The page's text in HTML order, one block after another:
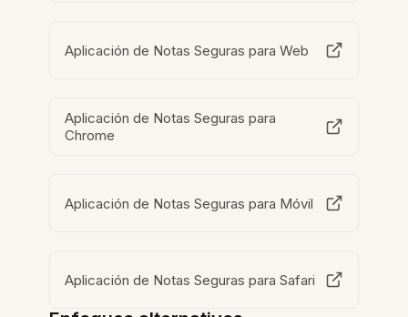
Aplicación de Notas Seguras para Web
Aplicación de Notas Seguras para
Chrome
Aplicación de Notas Seguras para Móvil
Aplicación de Notas Seguras para Safari